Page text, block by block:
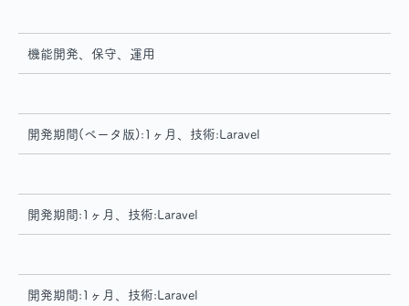
機能開発、保守、運用
開発期間(ベータ版):1ヶ月、技術:Laravel
開発期間:1ヶ月、技術:Laravel
開発期間:1ヶ月、技術:Laravel